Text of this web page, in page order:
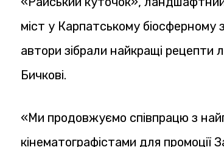
міст у Карпатському
автори зібрали найкращі рецепти
Бичкові.
«Ми продовжуємо співпрацю з
кінематографістами для промоції